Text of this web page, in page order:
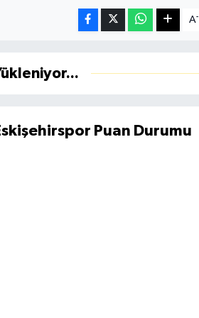
A-
Puan Durumu